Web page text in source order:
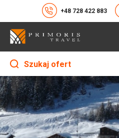
+48 728 422 883
Szukaj ofert